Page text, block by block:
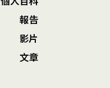
報告
影片
文章